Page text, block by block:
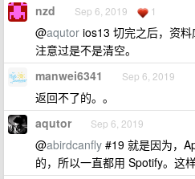
nzd Sep 6, 2019 1
@aqutor ios13 切完之后，资
注意过是不是清空。
manwei6341 Sep 6, 2019
返回不了的。。
aqutor Sep 6, 2019
@abirdcanfly #19 就是因为，
的，所以一直都用 Spotify。这